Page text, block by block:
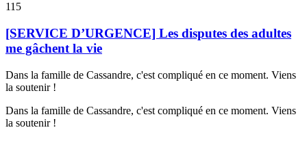
115
[SERVICE D’URGENCE] Les disputes des adultes
me gâchent la vie
Dans la famille de Cassandre, c'est compliqué en ce moment. Viens
la soutenir !
Dans la famille de Cassandre, c'est compliqué en ce moment. Viens
la soutenir !